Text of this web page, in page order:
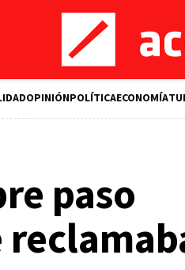
OPINIÓNPOLÍTICAECONOMÍA
paso